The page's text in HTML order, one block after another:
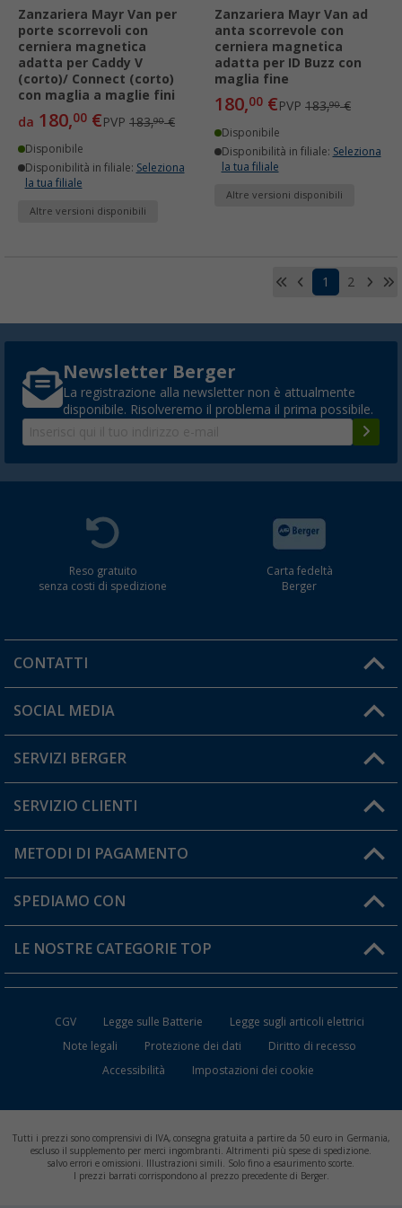
Zanzariera Mayr Van per
porte scorrevoli con
cerniera magnetica
adatta per Caddy V
(corto)/ Connect (corto)
con maglia a maglie fini
da 180,00 €PVP 183,90€
Disponibile
Disponibilità in filiale: Seleziona
la tua filiale
Altre versioni disponibili
Zanzariera Mayr Van ad
anta scorrevole con
cerniera magnetica
adatta per ID Buzz con
maglia fine
180,00 €PVP 183,90€
Disponibile
Disponibilità in filiale: Seleziona
la tua filiale
Altre versioni disponibili
1 2
Newsletter Berger
La registrazione alla newsletter non è attualmente
disponibile. Risolveremo il problema il prima possibile.
Reso gratuito
senza costi di spedizione
Carta fedeltà
Berger
CONTATTI
Orari di apertura del servizio:
Hai una domanda?
SOCIAL MEDIA
SERVIZI BERGER
Diventare rivenditori
Il mio Account
Carta fedeltà Berger
SERVIZIO CLIENTI
Informazioni sulla spedizione
Resi
FAQ e Contatti
METODI DI PAGAMENTO
SPEDIAMO CON
LE NOSTRE CATEGORIE TOP
WC da Campeggio
Mobili per il Campeggio
Frigo Portatili
Climatizzatori per Camper
CGV Legge sulle Batterie
Legge sugli articoli elettrici
Note legali
Protezione dei dati
Diritto di recesso
Accessibilità
Impostazioni dei cookie
Tutti i prezzi sono comprensivi di IVA, consegna gratuita a partire da 50 euro in Germania,
escluso il supplemento per merci ingombranti. Altrimenti più spese di spedizione.
salvo errori e omissioni. Illustrazioni simili. Solo fino a esaurimento scorte.
I prezzi barrati corrispondono al prezzo precedente di Berger.